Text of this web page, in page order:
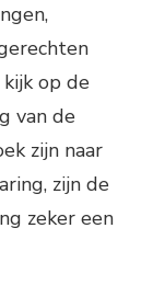
op de
van de
zijn naar
zijn de
zeker een